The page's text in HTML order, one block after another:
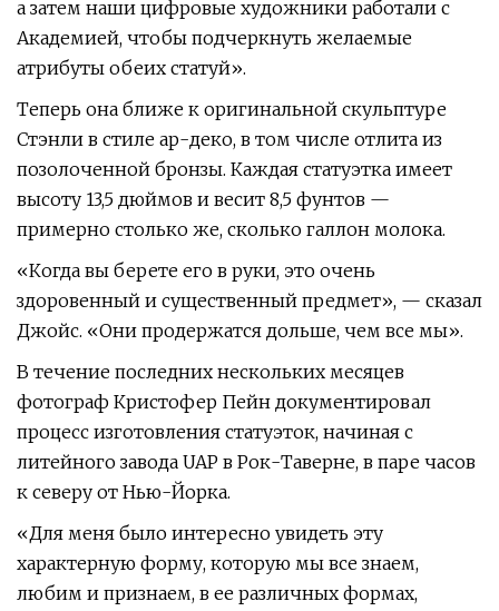
а затем наши цифровые художники работали с
Академией, чтобы подчеркнуть желаемые
атрибуты обеих статуй».
Теперь она ближе к оригинальной скульптуре
Стэнли в стиле ар-деко, в том числе отлита из
позолоченной бронзы. Каждая статуэтка имеет
высоту 13,5 дюймов и весит 8,5 фунтов —
примерно столько же, сколько галлон молока.
«Когда вы берете его в руки, это очень
здоровенный и существенный предмет», — сказал
Джойс. «Они продержатся дольше, чем все мы».
В течение последних нескольких месяцев
фотограф Кристофер Пейн документировал
процесс изготовления статуэток, начиная с
литейного завода UAP в Рок-Таверне, в паре часов
к северу от Нью-Йорка.
«Для меня было интересно увидеть эту
характерную форму, которую мы все знаем,
любим и признаем, в ее различных формах,